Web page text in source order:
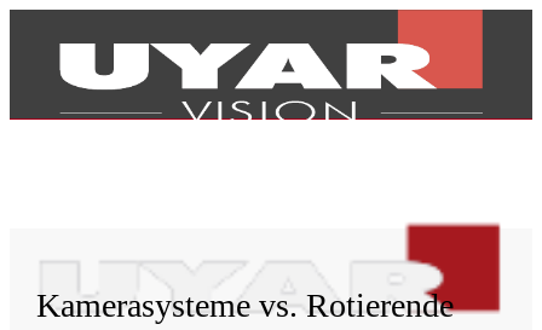
Kamerasysteme vs. Rotierende